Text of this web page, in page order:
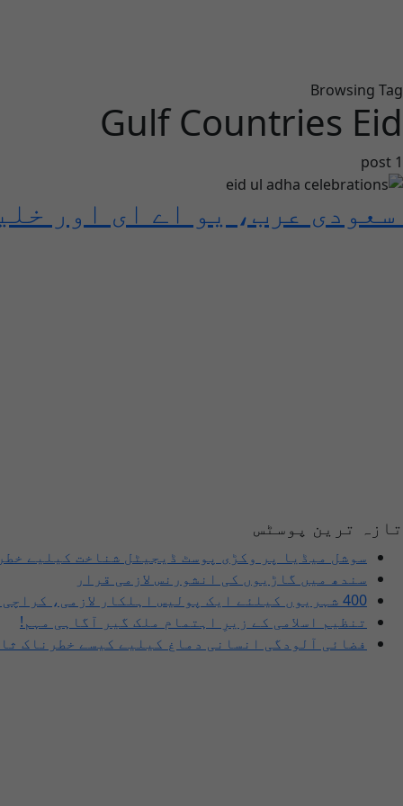
Browsing Tag
Gulf Countries Eid
1 post
سعودی عرب، یو اے ای اور
تازہ ترین پوسٹس
سوشل میڈیا پر وکڑی پوسٹ ڈیجیٹل شناخت کیلیے
سندھ میں گاڑیوں کی انشورنس لازمی قرار
400 شہریوں کیلئے ایک پولیس اہلکار لازمی، کراچی میں صورتحال کیا ہے؟
تنظیم اسلامی کے زیرِ اہتمام ملک گیر آگاہی مہم!
فضائی آلودگی انسانی دماغ کیلیے کیسے خطرناک